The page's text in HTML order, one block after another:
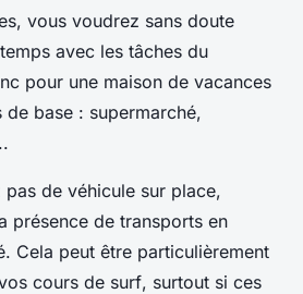
vous voudrez sans doute
avec les tâches du
pour une maison de vacances
base : supermarché,
de véhicule sur place,
présence de transports en
Cela peut être particulièrement
cours de surf, surtout si ces